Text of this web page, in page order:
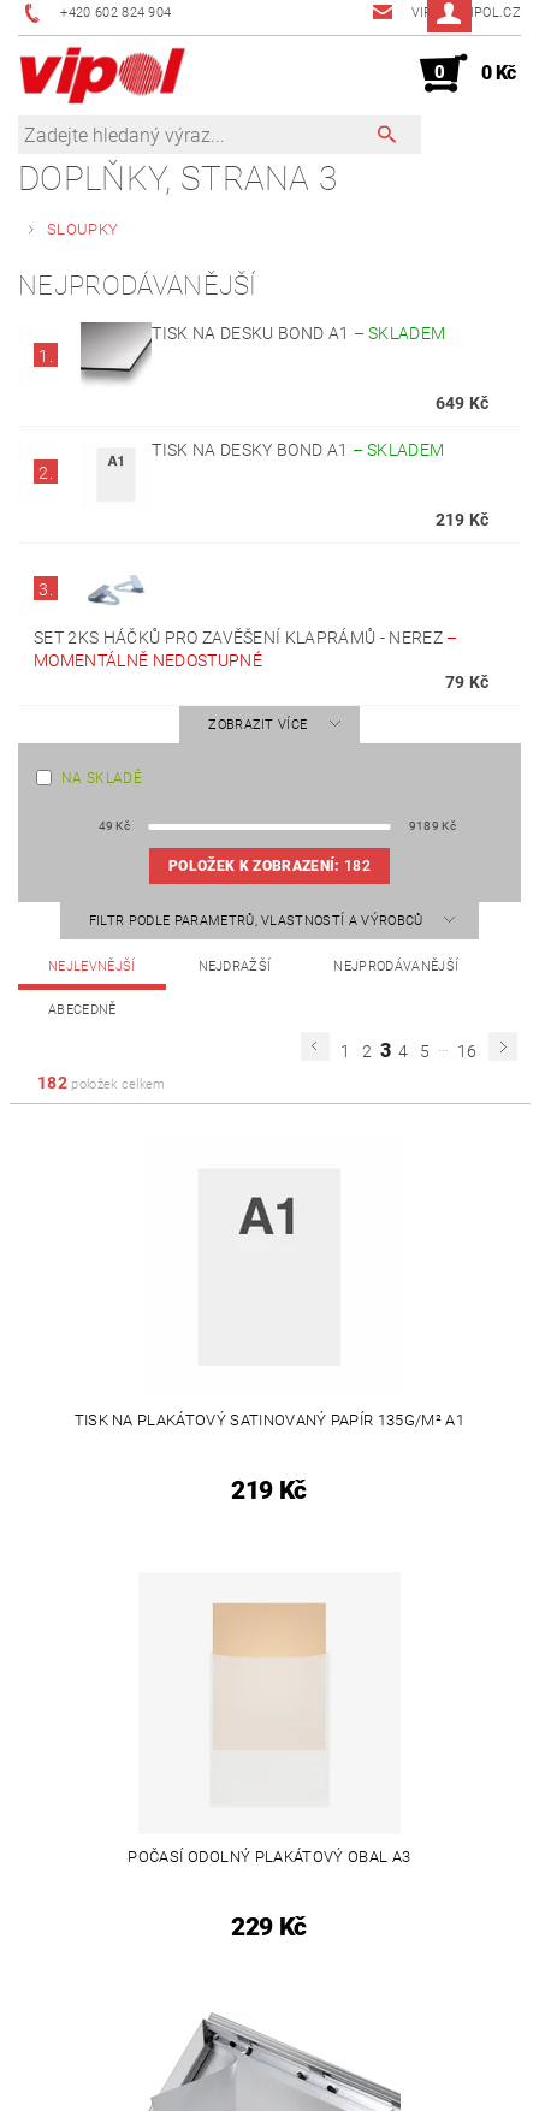
+420 602 824 904 VIPOL@VIPOL.CZ
0 0 Kč
DOPLŇKY, STRANA 3
SLOUPKY
NEJPRODÁVANĚJŠÍ
1.
TISK NA DESKU BOND A1 –SKLADEM
649 Kč
2.
TISK NA DESKY BOND A1 –SKLADEM
219 Kč
3.
SET 2KS HÁČKŮ PRO ZAVĚŠENÍ KLAPRÁMŮ - NEREZ –
MOMENTÁLNĚ NEDOSTUPNÉ
79 Kč
ZOBRAZIT VÍCE
NA SKLADĚ
49 Kč 9189 Kč
POLOŽEK K ZOBRAZENÍ: 182
FILTR PODLE PARAMETRŮ, VLASTNOSTÍ A VÝROBCŮ
NEJLEVNĚJŠÍ NEJDRAŽŠÍ NEJPRODÁVANĚJŠÍ
ABECEDNĚ
1 2 3 4 5 ... 16
182položek celkem
TISK NA PLAKÁTOVÝ SATINOVANÝ PAPÍR 135G/M² A1
219 Kč
POČASÍ ODOLNÝ PLAKÁTOVÝ OBAL A3
229 Kč